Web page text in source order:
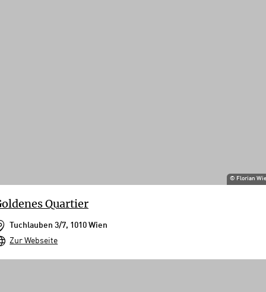
© Florian
Quartier
Tuchlauben 3/7, 1010 Wien
Zur Webseite